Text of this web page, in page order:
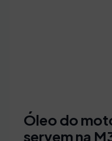
Óleo do
servem na